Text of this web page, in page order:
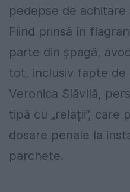
pedepse de achitare
Fiind prinsă în
parte din șpagă,
tot, inclusiv fapte de
Veronica Slăvilă,
tipă cu „relații”, care
dosare penale la
parchete.